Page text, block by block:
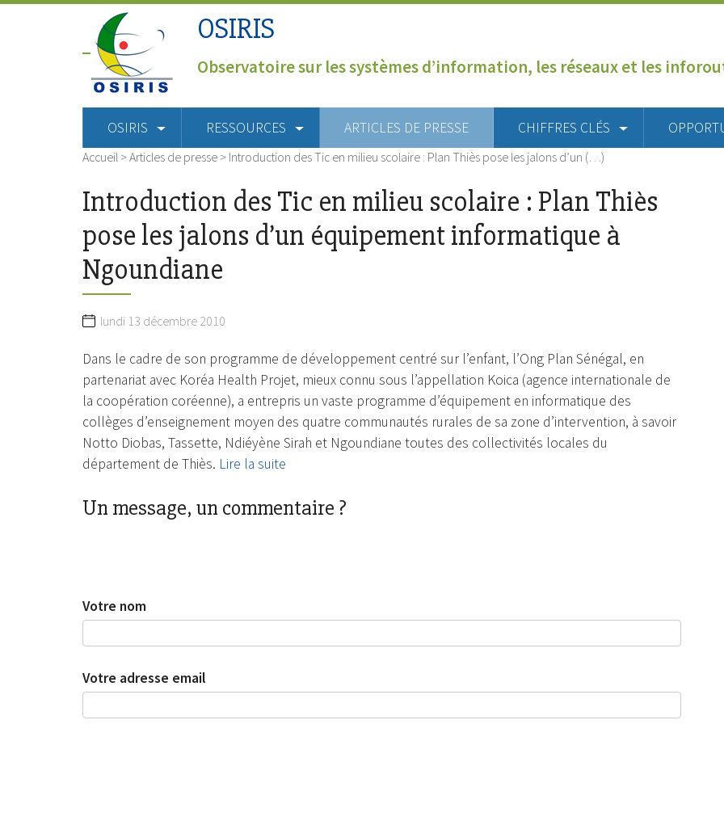
OSIRIS
Observatoire sur les systèmes d’information, les réseaux et les
OSIRIS RESSOURCES ARTICLES DE PRESSE CHIFFRES CLÉS
Accueil >Articles de presse > Introduction des Tic en milieu scolaire : Plan Thiès pose les jalons d’un (…)
Introduction des Tic en milieu scolaire : Plan Thiès
pose les jalons d’un équipement informatique à
Ngoundiane
lundi 13 décembre 2010
Dans le cadre de son programme de développement centré sur l’enfant, l’Ong Plan Sénégal, en
partenariat avec Koréa Health Projet, mieux connu sous l’appellation Koica (agence internationale de
la coopération coréenne), a entrepris un vaste programme d’équipement en informatique des
collèges d’enseignement moyen des quatre communautés rurales de sa zone d’intervention, à savoir
Notto Diobas, Tassette, Ndiéyène Sirah et Ngoundiane toutes des collectivités locales du
département de Thiès. Lire la suite
Un message, un commentaire ?
Votre nom
Votre adresse email